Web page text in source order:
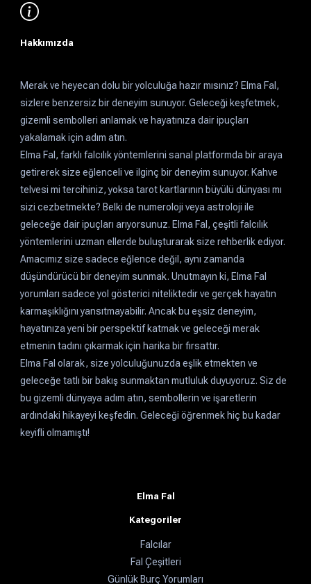
Hakkımızda
Merak ve heyecan dolu bir yolculuğa hazır mısınız? Elma Fal,
sizlere benzersiz bir deneyim sunuyor. Geleceği keşfetmek,
gizemli sembolleri anlamak ve hayatınıza dair ipuçları
yakalamak için adım atın.
Elma Fal, farklı falcılık yöntemlerini sanal platformda bir araya
getirerek size eğlenceli ve ilginç bir deneyim sunuyor. Kahve
telvesi mi tercihiniz, yoksa tarot kartlarının büyülü dünyası mı
sizi cezbetmekte? Belki de numeroloji veya astroloji ile
geleceğe dair ipuçları arıyorsunuz. Elma Fal, çeşitli falcılık
yöntemlerini uzman ellerde buluşturarak size rehberlik ediyor.
Amacımız size sadece eğlence değil, aynı zamanda
düşündürücü bir deneyim sunmak. Unutmayın ki, Elma Fal
yorumları sadece yol gösterici niteliktedir ve gerçek hayatın
karmaşıklığını yansıtmayabilir. Ancak bu eşsiz deneyim,
hayatınıza yeni bir perspektif katmak ve geleceği merak
etmenin tadını çıkarmak için harika bir fırsattır.
Elma Fal olarak, size yolculuğunuzda eşlik etmekten ve
geleceğe tatlı bir bakış sunmaktan mutluluk duyuyoruz. Siz de
bu gizemli dünyaya adım atın, sembollerin ve işaretlerin
ardındaki hikayeyi keşfedin. Geleceği öğrenmek hiç bu kadar
keyifli olmamıştı!
Elma Fal
Kategoriler
Falcılar
Fal Çeşitleri
Günlük Burç Yorumları